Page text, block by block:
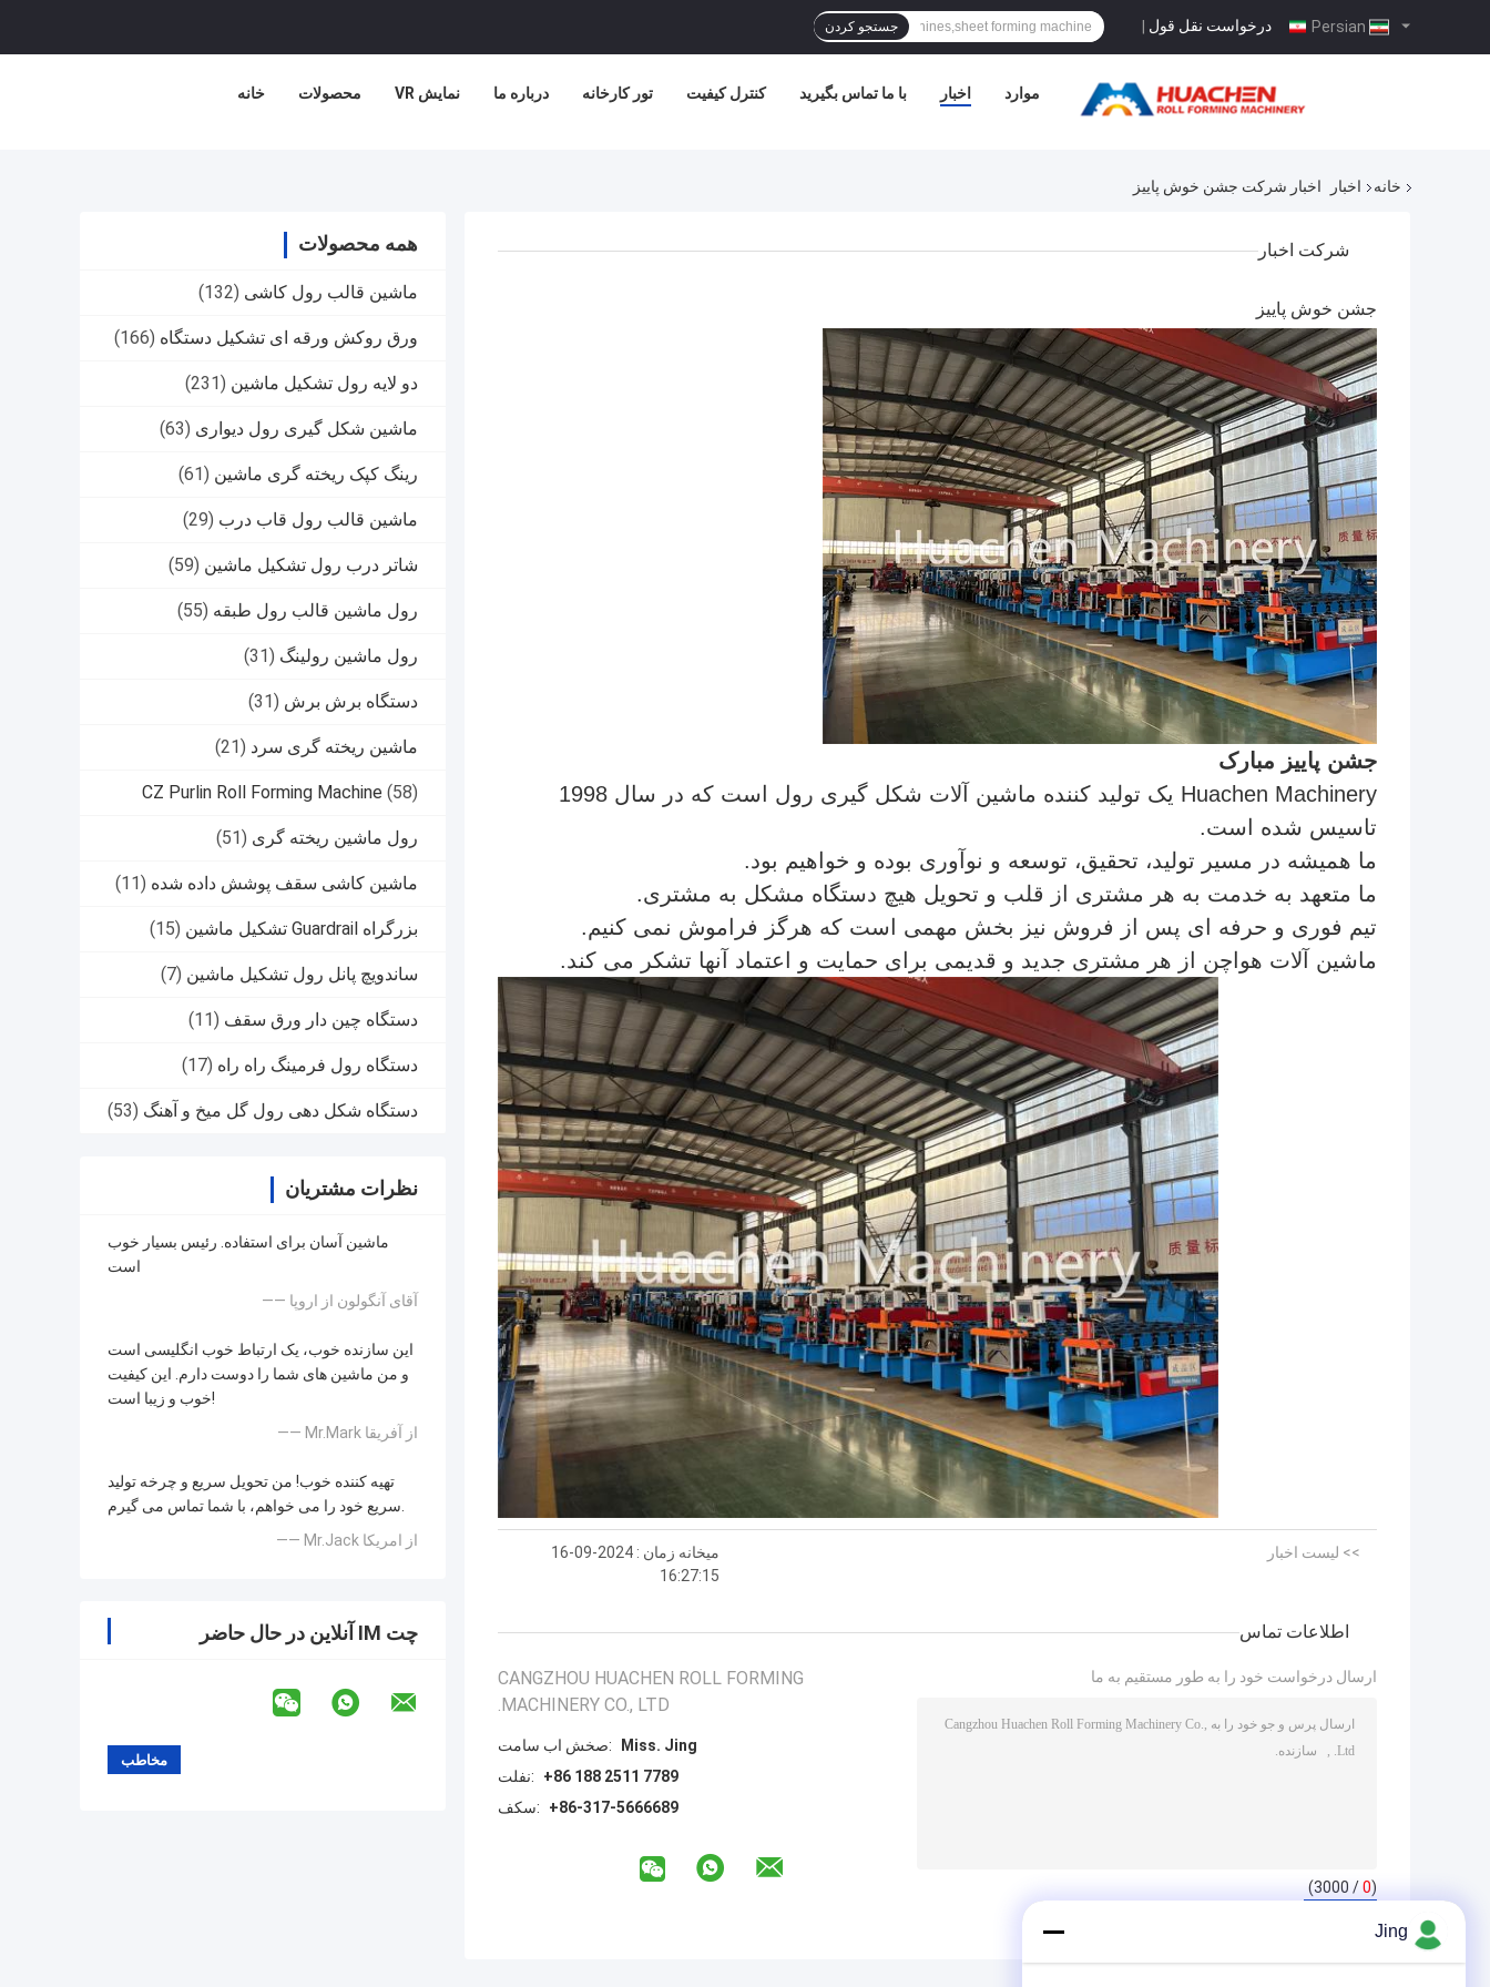
درخواست نقل قول | جستجو کردن
خانه محصولات نمایش VR درباره ما تور کارخانه کنترل کیفیت با ما تماس بگیرید اخبار موارد
خانه اخبار اخبار شرکت جشن خوش پاييز
همه محصولات
ماشین قالب رول کاشی (132)
ورق روکش ورقه ای تشکیل دستگاه (166)
دو لایه رول تشکیل ماشین (231)
ماشین شکل گیری رول دیواری (63)
رینگ کپک ریخته گری ماشین (61)
ماشین قالب رول قاب درب (29)
شاتر درب رول تشکیل ماشین (59)
رول ماشین قالب رول طبقه (55)
رول ماشین رولینگ (31)
دستگاه برش برش (31)
ماشین ریخته گری سرد (21)
CZ Purlin Roll Forming Machine (58)
رول ماشین ریخته گری (51)
ماشین کاشی سقف پوشش داده شده (11)
بزرگراه Guardrail تشکیل ماشین (15)
ساندویچ پانل رول تشکیل ماشین (7)
دستگاه چین دار ورق سقف (11)
دستگاه رول فرمینگ راه راه (17)
دستگاه شکل دهی رول گل میخ و آهنگ (53)
نظرات مشتریان
ماشین آسان برای استفاده. رئیس بسیار خوب
است
—— آقای آنگولون از اروپا
این سازنده خوب، یک ارتباط خوب انگلیسی است
و من ماشین های شما را دوست دارم. این کیفیت
خوب و زیبا است!
—— Mr.Mark از آفریقا
تهیه کننده خوب! من تحویل سریع و چرخه تولید
سریع خود را می خواهم، با شما تماس می گیرم.
—— Mr.Jack از امریکا
چت IM آنلاین در حال حاضر
شرکت اخبار
جشن خوش پاييز
جشن پاييز مبارک
Huachen Machinery یک تولید کننده ماشین آلات شکل گیری رول است که در سال 1998
تاسیس شده است.
ما همیشه در مسیر تولید، تحقیق، توسعه و نوآوری بوده و خواهیم بود.
ما متعهد به خدمت به هر مشتری از قلب و تحویل هیچ دستگاه مشکل به مشتری.
تیم فوری و حرفه ای پس از فروش نیز بخش مهمی است که هرگز فراموش نمی کنیم.
ماشین آلات هواچن از هر مشتری جدید و قدیمی برای حمایت و اعتماد آنها تشکر می کند.
میخانه زمان : 2024-09-16
16:27:15
>> لیست اخبار
اطلاعات تماس
CANGZHOU HUACHEN ROLL FORMING
MACHINERY CO., LTD.
تماس با شخص:
Miss. Jing
تلفن:
+86 188 2511 7789
فکس:
+86-317-5666689
ارسال درخواست خود را به طور مستقیم به ما
(
0
/ 3000)
Jing